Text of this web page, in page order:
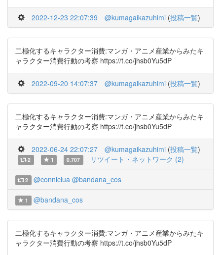
2022-12-23 22:07:39 @kumagaikazuhimi (投稿一覧)
二極化するキャラクター消費:マンガ・アニメ産業からみたキ
ャラクター消費行動の考察 https://t.co/jhsb0Yu5dP
2022-09-20 14:07:37 @kumagaikazuhimi (投稿一覧)
二極化するキャラクター消費:マンガ・アニメ産業からみたキ
ャラクター消費行動の考察 https://t.co/jhsb0Yu5dP
2022-06-24 22:07:27 @kumagaikazuhimi (投稿一覧)
2 1 0.707 リツイート・ネットワーク (2)
2 @conniciua @bandana_cos
1 @bandana_cos
二極化するキャラクター消費:マンガ・アニメ産業からみたキ
ャラクター消費行動の考察 https://t.co/jhsb0Yu5dP